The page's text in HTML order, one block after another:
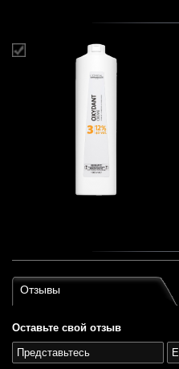
Отзывы
Оставьте свой отзыв